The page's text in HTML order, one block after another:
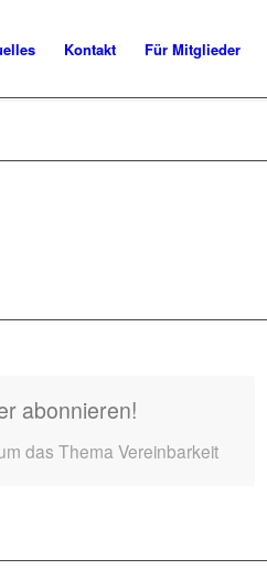
Kontakt Für Mitglieder
abonnieren!
das Thema Vereinbarkeit